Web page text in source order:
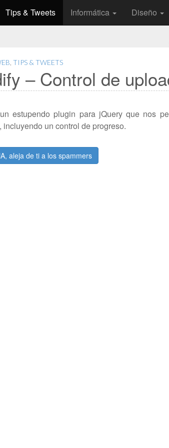
Tips & Tweets Informática Diseño
TIPS & TWEETS
– Control de
estupendo plugin para jQuery que nos
incluyendo un control de progreso.
aleja de ti a los spammers